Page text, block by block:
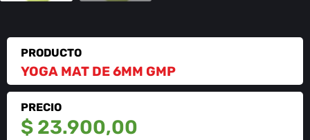
PRODUCTO
YOGA MAT DE 6MM GMP
PRECIO
$ 23.900,00